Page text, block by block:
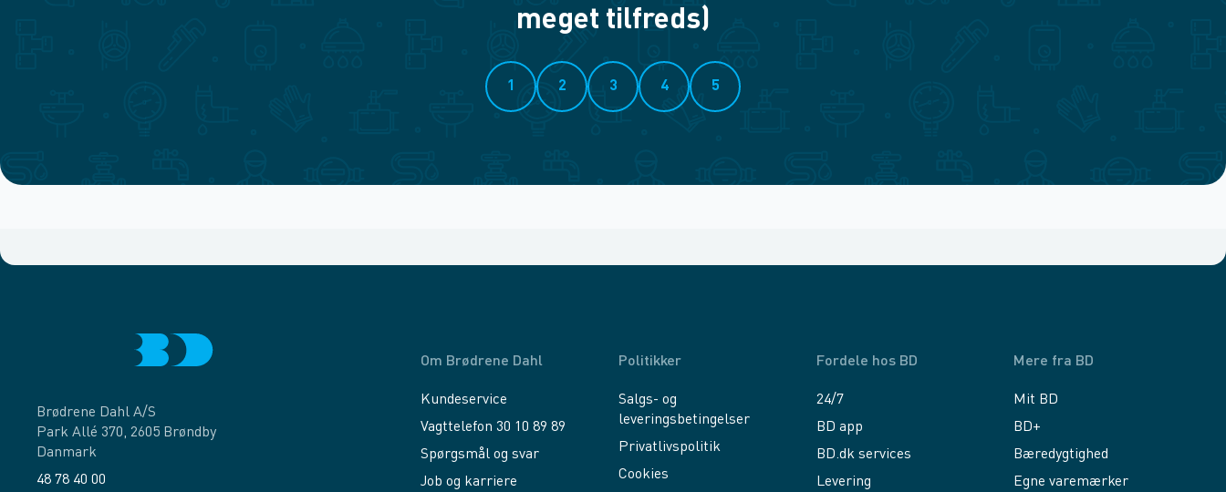
meget tilfreds)
1 2 3 4 5
Brødrene Dahl A/S
Park Allé 370, 2605 Brøndby
Danmark
48 78 40 00
Om Brødrene Dahl
Kundeservice
Vagttelefon 30 10 89 89
Spørgsmål og svar
Job og karriere
Politikker
Salgs- og
leveringsbetingelser
Privatlivspolitik
Cookies
Fordele hos BD
24/7
BD app
BD.dk services
Levering
Mere fra BD
Mit BD
BD+
Bæredygtighed
Egne varemærker